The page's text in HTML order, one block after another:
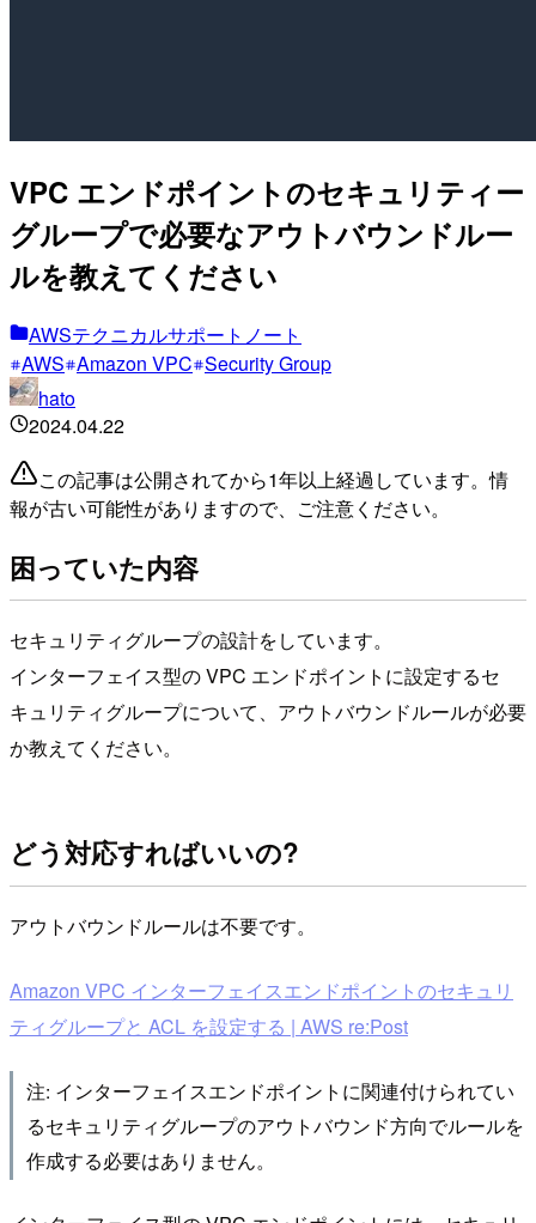
VPC エンドポイントのセキュリティー
グループで必要なアウトバウンドルー
ルを教えてください
AWSテクニカルサポートノート
AWS Amazon VPC Security Group
hato
2024.04.22
この記事は公開されてから1年以上経過しています。情
報が古い可能性がありますので、ご注意ください。
困っていた内容
セキュリティグループの設計をしています。
インターフェイス型の VPC エンドポイントに設定するセ
キュリティグループについて、アウトバウンドルールが必要
か教えてください。
どう対応すればいいの?
アウトバウンドルールは不要です。
Amazon VPC インターフェイスエンドポイントのセキュリ
ティグループと ACL を設定する | AWS re:Post
注: インターフェイスエンドポイントに関連付けられてい
るセキュリティグループのアウトバウンド方向でルールを
作成する必要はありません。